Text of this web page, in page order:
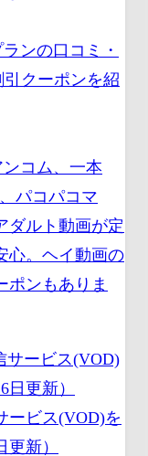
ンの口コミ・
クーポンを紹
コム、一本
パコパコマ
ダルト動画が定
心。ヘイ動画の
ポンもありま
ービス(VOD)を
新）